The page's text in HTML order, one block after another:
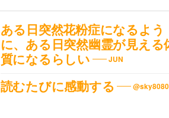
ある日突然花粉症になるよう
に、ある日突然幽霊が見える
質になるらしい
JUN
読むたびに感動する @sky8080